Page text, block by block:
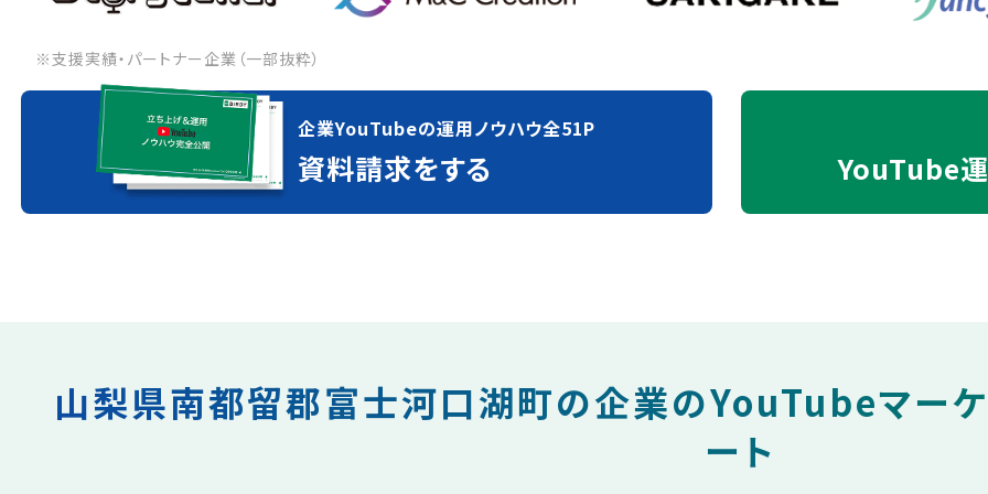
※支援実績・パートナー企業（一部抜粋）
企業YouTubeの運用ノウハウ全51P
資料請求をする YouTube
山梨県南都留郡富士河口湖町の企業のYouTubeマー
ート